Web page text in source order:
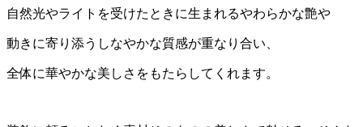
自然光やライトを受けたときに生まれるやわらかな艶や
動きに寄り添うしなやかな質感が重なり合い、
全体に華やかな美しさをもたらしてくれます。